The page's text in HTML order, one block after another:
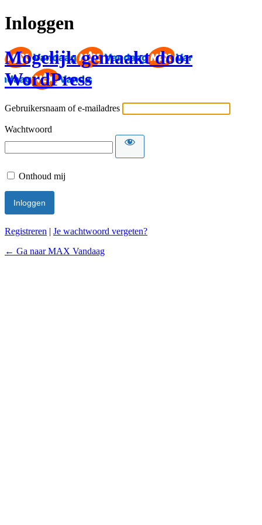
Inloggen
Mogelijk gemaakt door
WordPress
Gebruikersnaam of e-mailadres
Wachtwoord
Onthoud mij
Registreren | Je wachtwoord vergeten?
← Ga naar MAX Vandaag